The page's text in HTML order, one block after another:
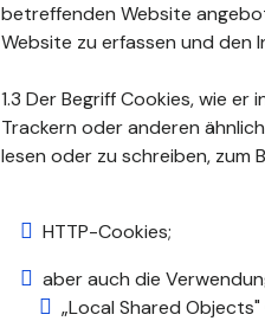
betreffenden Website
Website zu erfassen und den
1.3 Der Begriff Cookies, wie
Trackern oder anderen
lesen oder zu schreiben, zum
HTTP-Cookies;
aber auch die
„Local Shared